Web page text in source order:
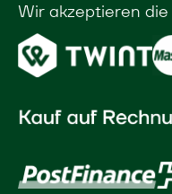
Wir akzeptieren